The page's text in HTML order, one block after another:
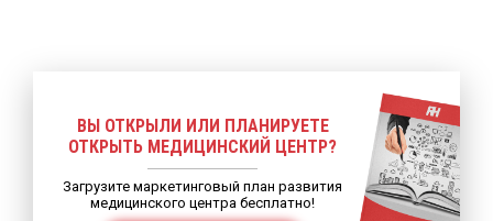
ВЫ ОТКРЫЛИ ИЛИ ПЛАНИРУЕТЕ
ОТКРЫТЬ МЕДИЦИНСКИЙ ЦЕНТР?
Загрузите маркетинговый план развития
медицинского центра бесплатно!